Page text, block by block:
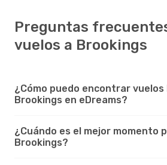
Preguntas
vuelos a Brookings
¿Cómo puedo encontrar
Brookings en eDreams?
¿Cuándo es el mejor momento
Brookings?